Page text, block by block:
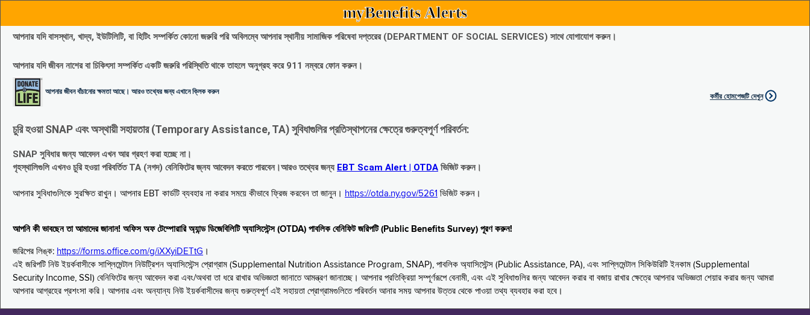
myBenefits Alerts
আপনার যদি বাসস্থান, খাদ্য, ইউটিলিটি, বা হিটিং সম্পর্কিত কোনো জরুরি পরি অবিলম্বে আপনার স্থানীয় সামাজিক পরিষেবা দপ্তরের (DEPARTMENT OF SOCIAL SERVICES) সাথে যোগাযোগ করুন।
আপনার যদি জীবন নাশের বা চিকিৎসা সম্পর্কিত একটি জরুরি পরিস্থিতি থাকে তাহলে অনুগ্রহ করে 911 নম্বরে ফোন করুন।
আপনার জীবন বাঁচানোর ক্ষমতা আছে। আরও তথ্যের জন্য এখানে ক্লিক করুন
কর্মীর হোমপেজটি দেখুন
চুরি হওয়া SNAP এবং অস্থায়ী সহায়তার (Temporary Assistance, TA) সুবিধাগুলির প্রতিস্থাপনের ক্ষেত্রে গুরুত্বপূর্ণ পরিবর্তন:
SNAP সুবিধার জন্য আবেদন এখন আর গ্রহণ করা হচ্ছে না।
গৃহস্থালিগুলি এখনও চুরি হওয়া পরিবর্তিত TA (নগদ) বেনিফিটের জ্নয আবেদন করতে পারবেন।আরও তথ্যের জন্য EBT Scam Alert | OTDA ভিজিট করুন।
আপনার সুবিধাগুলিকে সুরক্ষিত রাখুন। আপনার EBT কার্ডটি ব্যবহার না করার সময়ে কীভাবে ফ্রিজ করবেন তা জানুন। https://otda.ny.gov/5261 ভিজিট করুন।
আপনি কী ভাবছেন তা আমাদের জানান! অফিস অফ টেম্পোরারি অ্যান্ড ডিজেবিলিটি অ্যাসিস্টেন্স (OTDA) পাবলিক বেনিফিট জরিপটি (Public Benefits Survey) পূরণ করুন!
জরিপের লিঙ্ক: https://forms.office.com/g/iXXyiDETtG ।
এই জরিপটি নিউ ইয়র্কবাসীকে সাপ্লিমেন্টাল নিউট্রিশন অ্যাসিস্টেন্স প্রোগ্রাম (Supplemental Nutrition Assistance Program, SNAP), পাবলিক অ্যাসিস্টেন্স (Public Assistance, PA), এবং সাপ্লিমেন্টাল সিকিউরিটি ইনকাম (Supplemental
Security Income, SSI) বেনিফিটের জন্য আবেদন করা এবং/অথবা তা ধরে রাখার অভিজ্ঞতা জানাতে আমন্ত্রণ জানাচ্ছে। আপনার প্রতিক্রিয়া সম্পূর্ণরূপে বেনামী, এবং এই সুবিধাগুলির জন্য আবেদন করার বা বজায় রাখার ক্ষেত্রে আপনার অভিজ্ঞতা শেয়ার করার জন্য আমরা
আপনার আগ্রহের প্রশংসা করি। আপনার এবং অন্যান্য নিউ ইয়র্কবাসীদের জন্য গুরুত্বপূর্ণ এই সহায়তা প্রোগ্রামগুলিতে পরিবর্তন আনার সময় আপনার উত্তর থেকে পাওয়া তথ্য ব্যবহার করা হবে।